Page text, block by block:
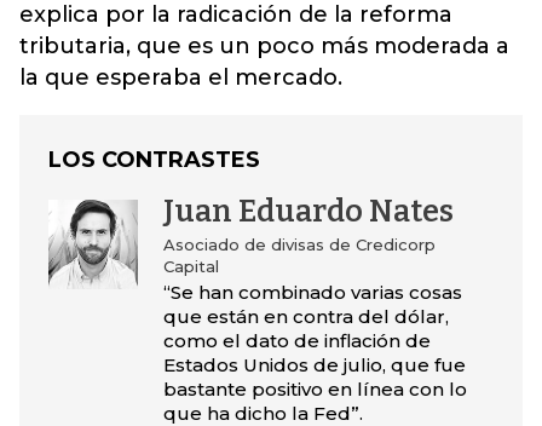
explica por la radicación de la reforma
tributaria, que es un poco más moderada a
la que esperaba el mercado.
LOS CONTRASTES
Juan Eduardo Nates
Asociado de divisas de Credicorp
Capital
“Se han combinado varias cosas
que están en contra del dólar,
como el dato de inflación de
Estados Unidos de julio, que fue
bastante positivo en línea con lo
que ha dicho la Fed”.